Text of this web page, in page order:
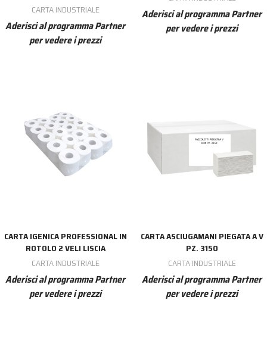
CARTA INDUSTRIALE
Aderisci al programma Partner
per vedere i prezzi
Aderisci al programma Partner
per vedere i prezzi
CARTA IGENICA PROFESSIONAL IN
ROTOLO 2 VELI LISCIA
CARTA INDUSTRIALE
Aderisci al programma Partner
per vedere i prezzi
CARTA ASCIUGAMANI PIEGATA A V
PZ. 3150
CARTA INDUSTRIALE
Aderisci al programma Partner
per vedere i prezzi